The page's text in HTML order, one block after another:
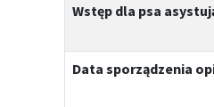
Wstęp dla psa
Data sporządzenia